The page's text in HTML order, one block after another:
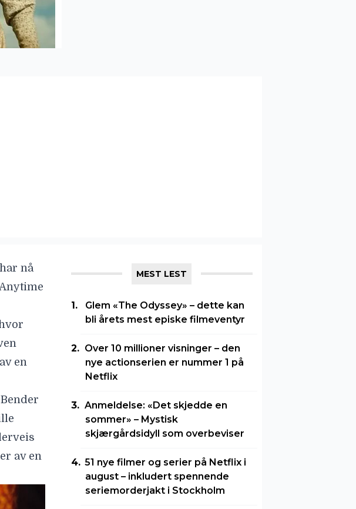
nå
en
av en
MEST LEST
Glem «The Odyssey» – dette kan
bli årets mest episke filmeventyr
Over 10 millioner visninger – den
nye actionserien er nummer 1 på
Netflix
Anmeldelse: «Det skjedde en
sommer» – Mystisk
skjærgårdsidyll som overbeviser
51 nye filmer og serier på Netflix i
august – inkludert spennende
seriemorderjakt i Stockholm